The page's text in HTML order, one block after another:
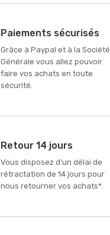
Paiements sécurisés
Grâce à Paypal et à la Société
Générale vous allez pouvoir
faire vos achats en toute
sécurité.
Retour 14 jours
Vous disposez d'un délai de
rétractation de 14 jours pour
nous retourner vos achats*.